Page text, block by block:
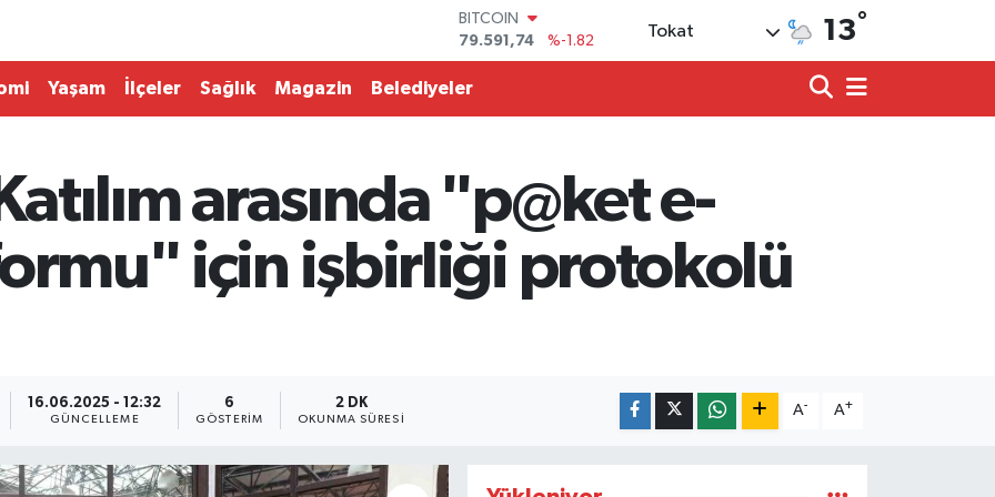
DOLAR
45,43620
%0.02
EURO
53,38690
6862,09000
%0.19
BİST100
14.598,00
%0
BITCOIN
79.591,74
%-1.82
Tokat 13°
Yaşam İlçeler Sağlık Magazin Belediyeler
arasında "p@ket e-
için işbirliği protokolü
16.06.2025 - 12:32
GÜNCELLEME
6
GÖSTERIM
2 DK
OKUNMA SÜRESI
A- A+